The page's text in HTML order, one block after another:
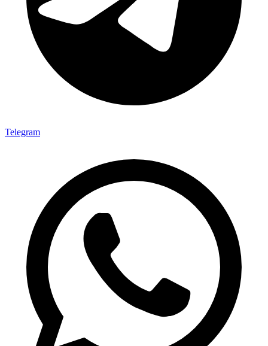
Telegram